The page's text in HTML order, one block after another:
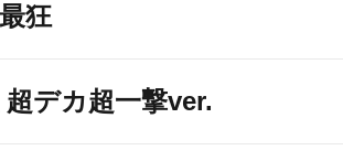
狂
デカ超一撃ver.